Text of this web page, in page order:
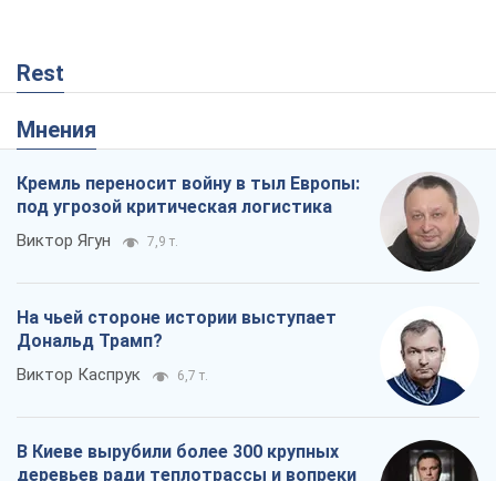
Rest
Мнения
Кремль переносит войну в тыл Европы:
под угрозой критическая логистика
Виктор Ягун 7,9 т.
На чьей стороне истории выступает
Дональд Трамп?
Виктор Каспрук 6,7 т.
В Киеве вырубили более 300 крупных
деревьев ради теплотрассы и вопреки